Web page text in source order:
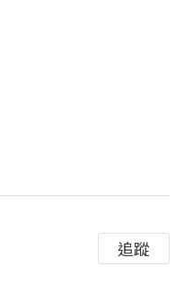
追蹤